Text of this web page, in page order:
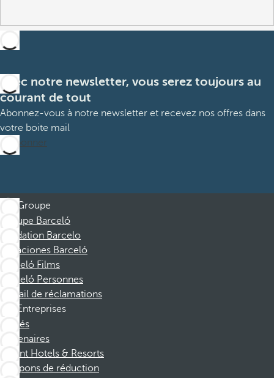
Avec notre newsletter, vous serez toujours au
courant de tout
Abonnez-vous à notre newsletter et recevez nos offres dans
votre boite mail
M’abonner
Groupe
Groupe Barceló
Fondation Barcelo
Vacaciones Barceló
Barceló Films
Barceló Personnes
Portail de réclamations
Entreprises
Affiliés
Partenaires
Dorint Hotels & Resorts
Coupons de réduction